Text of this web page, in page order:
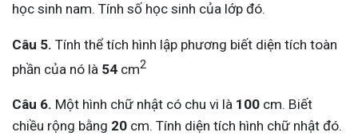
học sinh nam. Tính số học sinh của lớp đó.
Câu 5. Tính thể tích hình lập phương biết diện tích toàn
phần của nó là 54 cm2
Câu 6. Một hình chữ nhật có chu vi là 100 cm. Biết
chiều rộng bằng 20 cm. Tính diện tích hình chữ nhật đó.